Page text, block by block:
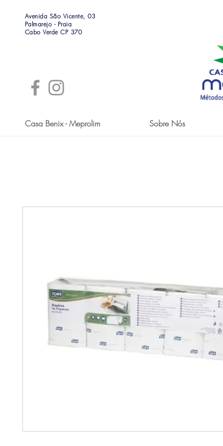
Avenida São Vicente, 03
Palmarejo - Praia
Cabo Verde CP 370
Casa Benix - Meprolim Sobre Nós